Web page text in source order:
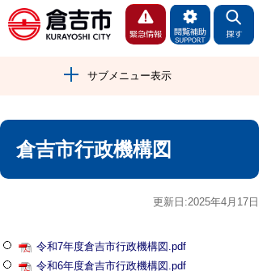
サブメニュー表示
倉吉市行政機構図
更新日:2025年4月17日
令和7年度倉吉市行政機構図.pdf
令和6年度倉吉市行政機構図.pdf